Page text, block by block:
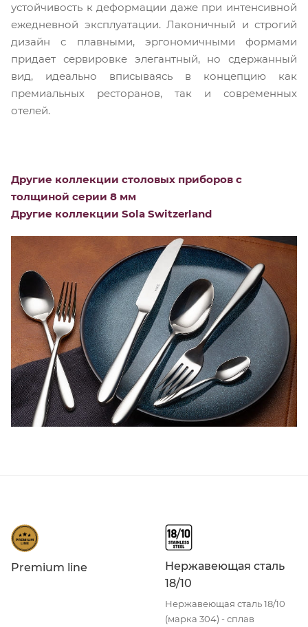
устойчивость к деформации даже при интенсивной
ежедневной эксплуатации. Лаконичный и строгий
дизайн с плавными, эргономичными формами
придает сервировке элегантный, но сдержанный
вид, идеально вписываясь в концепцию как
премиальных ресторанов, так и современных
отелей.
Другие коллекции столовых приборов с
толщиной серии 8 мм
Другие коллекции Sola Switzerland
Premium line
Нержавеющая сталь
18/10
Нержавеющая сталь 18/10
(марка 304) - сплав